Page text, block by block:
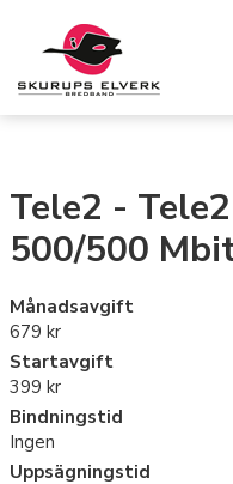
Tele2 -
500/500
Månadsavgift
679 kr
Startavgift
399 kr
Bindningstid
Ingen
Uppsägningstid